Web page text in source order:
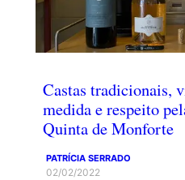
Castas tradicionais,
medida e respeito
Quinta de Monforte
PATRÍCIA SERRADO
02/02/2022